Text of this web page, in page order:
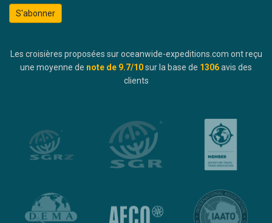
S'abonner
Les croisières proposées sur oceanwide-expeditions.com ont reçu
une moyenne de note de 9.7/10sur la base de 1306avis des
clients